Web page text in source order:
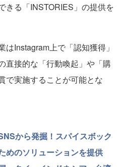
きる「INSTORIES」の提供を
Instagram上で「認知獲得」
直接的な「行動喚起」や「購
で実施することが可能とな
から発掘！スパイスボック
めのソリューションを提供